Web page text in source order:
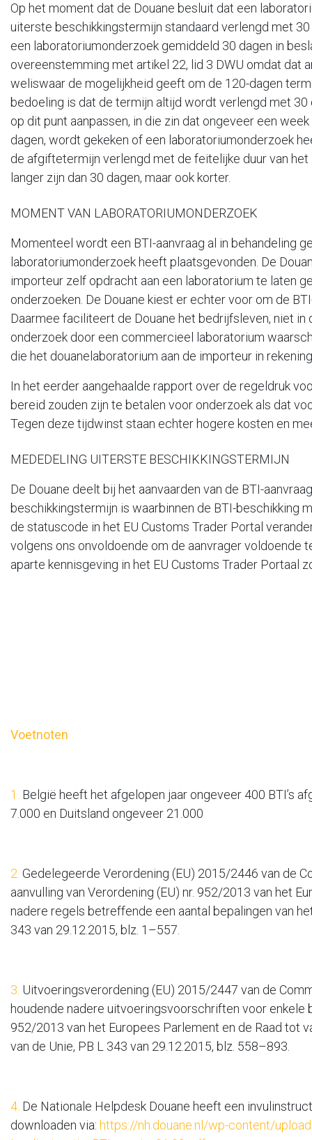
Op het moment dat de Douane besluit dat een
uiterste beschikkingstermijn standaard verlengd met
een laboratoriumonderzoek gemiddeld 30 dagen in
overeenstemming met artikel 22, lid 3 DWU omdat dat
weliswaar de mogelijkheid geeft om de 120-dagen
bedoeling is dat de termijn altijd wordt verlengd met 30
op dit punt aanpassen, in die zin dat ongeveer een
dagen, wordt gekeken of een laboratoriumonderzoek
de afgiftetermijn verlengd met de feitelijke duur van het
langer zijn dan 30 dagen, maar ook korter.
MOMENT VAN LABORATORIUMONDERZOEK
Momenteel wordt een BTI-aanvraag al in behandeling
laboratoriumonderzoek heeft plaatsgevonden. De
importeur zelf opdracht aan een laboratorium te laten
onderzoeken. De Douane kiest er echter voor om de
Daarmee faciliteert de Douane het bedrijfsleven, niet
onderzoek door een commercieel laboratorium
die het douanelaboratorium aan de importeur in
In het eerder aangehaalde rapport over de regeldruk
bereid zouden zijn te betalen voor onderzoek als dat
Tegen deze tijdwinst staan echter hogere kosten en
MEDEDELING UITERSTE BESCHIKKINGSTERMIJN
De Douane deelt bij het aanvaarden van de BTI-
beschikkingstermijn is waarbinnen de BTI-beschikking
de statuscode in het EU Customs Trader Portal
volgens ons onvoldoende om de aanvrager voldoende
aparte kennisgeving in het EU Customs Trader Portaal
Voetnoten
1. België heeft het afgelopen jaar ongeveer 400 BTI’s
7.000 en Duitsland ongeveer 21.000
2. Gedelegeerde Verordening (EU) 2015/2446 van de
aanvulling van Verordening (EU) nr. 952/2013 van het
nadere regels betreffende een aantal bepalingen van
343 van 29.12.2015, blz. 1–557.
3. Uitvoeringsverordening (EU) 2015/2447 van de
houdende nadere uitvoeringsvoorschriften voor enkele
952/2013 van het Europees Parlement en de Raad tot
van de Unie, PB L 343 van 29.12.2015, blz. 558–893.
4. De Nationale Helpdesk Douane heeft een
downloaden via: https://nh.douane.nl/wp-content/